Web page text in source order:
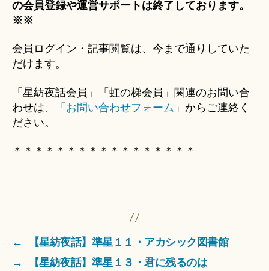
の会員登録や運営サポートは終了しております。
※※
会員ログイン・記事閲覧は、今まで通りしていた
だけます。
「星紡夜話会員」「虹の梯会員」関連のお問い合
わせは、
「お問い合わせフォーム」 からご連絡く
ださい。
＊＊＊＊＊＊＊＊＊＊＊＊＊＊＊＊＊
←
【星紡夜話】準星１１・アカシック図書館
→
【星紡夜話】準星１３・君に残るのは